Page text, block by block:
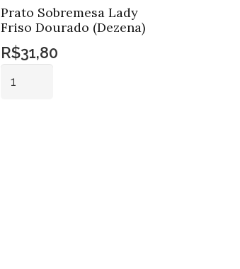
Prato Sobremesa Lady
Friso Dourado (Dezena)
R$31,80